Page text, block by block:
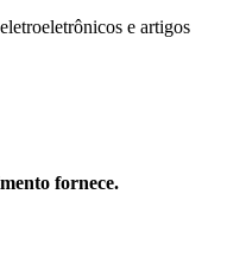
e artigos
fornece.